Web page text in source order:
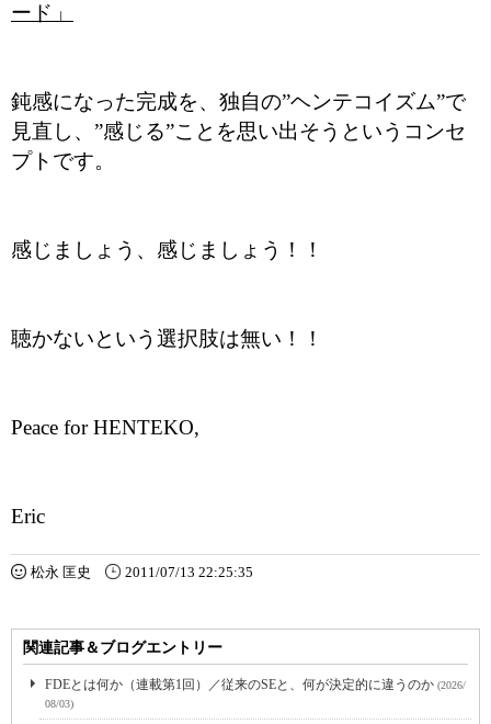
ード」
鈍感になった完成を、独自の”ヘンテコイズム”で
見直し、”感じる”ことを思い出そうというコンセ
プトです。
感じましょう、感じましょう！！
聴かないという選択肢は無い！！
Peace for HENTEKO,
Eric
松永 匡史 2011/07/13 22:25:35
関連記事＆ブログエントリー
FDEとは何か（連載第1回）／従来のSEと、何が決定的に違うのか (2026/
08/03)